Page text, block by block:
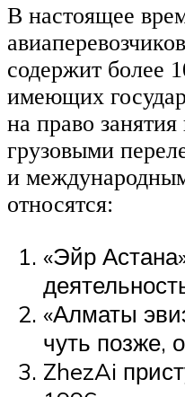
В настоящее
содержит более
имеющих
на право
грузовыми
и
относятся:
«Эйр
«Алматы
чуть позже,
ZhezAi